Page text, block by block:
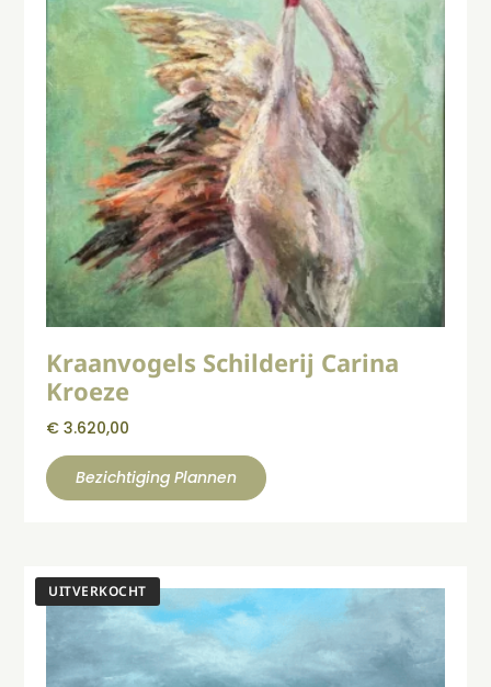
Kraanvogels Schilderij Carina
Kroeze
€ 3.620,00
Bezichtiging Plannen